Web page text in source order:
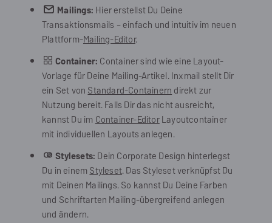
Mailings: Hier erstellst Du Deine
Transaktionsmails – einfach und intuitiv im neuen
Plattform-Mailing-Editor.
Container: Container sind wie eine Layout-
Vorlage für Deine Mailing-Artikel. Inxmail stellt Dir
ein Set vonStandard-Containerndirekt zur
Nutzung bereit. Falls Dir das nicht ausreicht,
kannst Du imContainer-EditorLayoutcontainer
mit individuellen Layouts anlegen.
Stylesets: Dein Corporate Design hinterlegst
Du in einemStyleset. Das Styleset verknüpfst Du
mit Deinen Mailings. So kannst Du Deine Farben
und Schriftarten Mailing-übergreifend anlegen
und ändern.